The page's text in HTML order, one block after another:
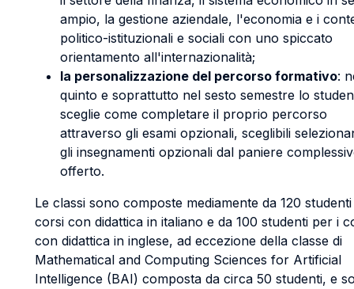
ampio, la gestione aziendale, l'economia e i
politico-istituzionali e sociali con uno spiccato
orientamento all'internazionalità;
la personalizzazione del percorso formativo:
quinto e soprattutto nel sesto semestre lo
sceglie come completare il proprio percorso
attraverso gli esami opzionali, sceglibili
gli insegnamenti opzionali dal paniere
offerto.
Le classi sono composte mediamente da 120
corsi con didattica in italiano e da 100 studenti per i
con didattica in inglese, ad eccezione della classe di
Mathematical and Computing Sciences for Artificial
Intelligence (BAI) composta da circa 50 studenti, e